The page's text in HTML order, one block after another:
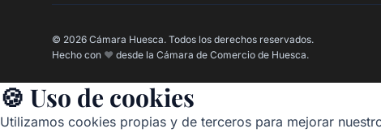
© 2026 Cámara Huesca. Todos los derechos reservados.
Hecho con ❤️ desde la Cámara de Comercio de Huesca.
🍪 Uso de cookies
Utilizamos cookies propias y de terceros para mejorar